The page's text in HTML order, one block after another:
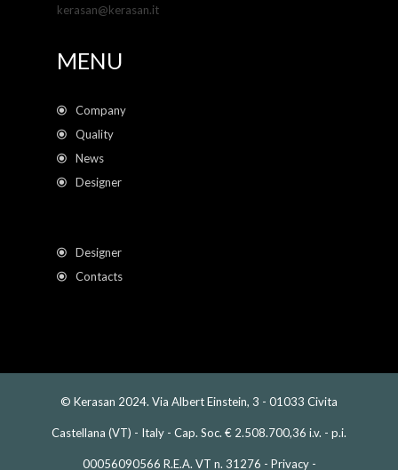
kerasan@kerasan.it
MENU
Company
Quality
News
Designer
Designer
Contacts
© Kerasan 2024. Via Albert Einstein, 3 - 01033 Civita
Castellana (VT) - Italy - Cap. Soc. € 2.508.700,36 i.v. - p.i.
00056090566 R.E.A. VT n. 31276 - Privacy-